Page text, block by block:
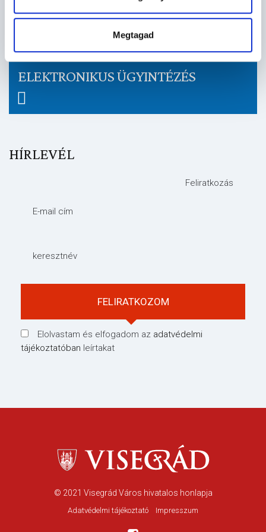
Megtagad
ELEKTRONIKUS ÜGYINTÉZÉS
HÍRLEVÉL
Feliratkozás
E-mail cím
keresztnév
Elolvastam és elfogadom az adatvédelmi
tájékoztatóban leírtakat
© 2021 Visegrád Város hivatalos honlapja
Adatvédelmi tájékoztató Impresszum